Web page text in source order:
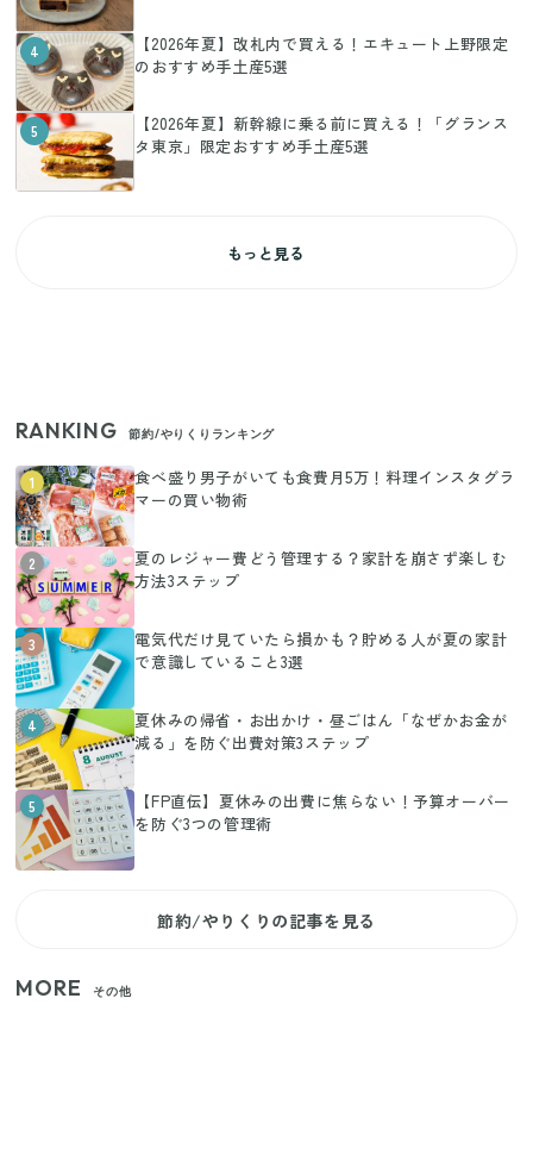
4
【2026年夏】改札内で買える！エキュート上野限定
のおすすめ手土産5選
5
【2026年夏】新幹線に乗る前に買える！「グランス
タ東京」限定おすすめ手土産5選
もっと見る
RANKING 節約/やりくりランキング
1
食べ盛り男子がいても食費月5万！料理インスタグラ
マーの買い物術
2
夏のレジャー費どう管理する？家計を崩さず楽しむ
方法3ステップ
3
電気代だけ見ていたら損かも？貯める人が夏の家計
で意識していること3選
4
夏休みの帰省・お出かけ・昼ごはん「なぜかお金が
減る」を防ぐ出費対策3ステップ
5
【FP直伝】夏休みの出費に焦らない！予算オーバー
を防ぐ3つの管理術
節約/やりくりの記事を見る
MORE その他